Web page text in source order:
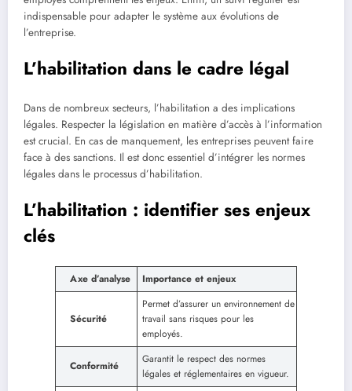
indispensable pour adapter le système aux évolutions de
l’entreprise.
L’habilitation dans le cadre légal
Dans de nombreux secteurs, l’habilitation a des implications
légales. Respecter la législation en matière d’accès à l’information
est crucial. En cas de manquement, les entreprises peuvent faire
face à des sanctions. Il est donc essentiel d’intégrer les normes
légales dans le processus d’habilitation.
L’habilitation : identifier ses enjeux
clés
Axe d’analyse Importance et enjeux
Sécurité
Permet d’assurer un environnement de
travail sans risques pour les
employés.
Conformité
Garantit le respect des normes
légales et réglementaires en vigueur.